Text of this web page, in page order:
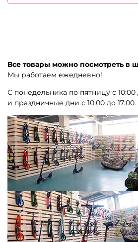
Все товары можно посмотреть в
Мы работаем ежедневно!
С понедельника по пятницу с
и праздничные дни с 10:00 до 17:00.